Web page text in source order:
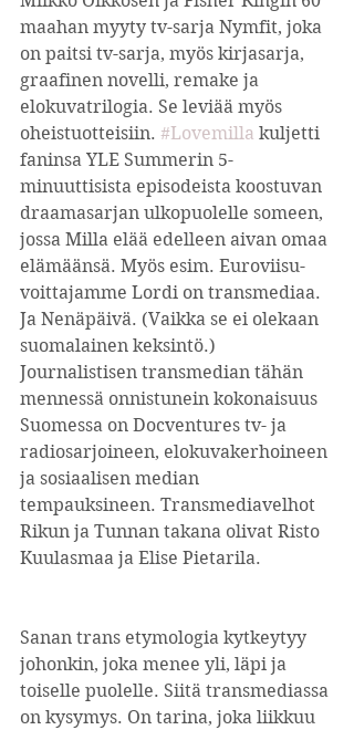
maahan myyty tv-sarja Nymfit, joka
on paitsi tv-sarja, myös kirjasarja,
graafinen novelli, remake ja
elokuvatrilogia. Se leviää myös
oheistuotteisiin. #Lovemilla kuljetti
faninsa YLE Summerin 5-
minuuttisista episodeista koostuvan
draamasarjan ulkopuolelle someen,
jossa Milla elää edelleen aivan omaa
elämäänsä. Myös esim. Euroviisu-
voittajamme Lordi on transmediaa.
Ja Nenäpäivä. (Vaikka se ei olekaan
suomalainen keksintö.)
Journalistisen transmedian tähän
mennessä onnistunein kokonaisuus
Suomessa on Docventures tv- ja
radiosarjoineen, elokuvakerhoineen
ja sosiaalisen median
tempauksineen. Transmediavelhot
Rikun ja Tunnan takana olivat Risto
Kuulasmaa ja Elise Pietarila.
Sanan trans etymologia kytkeytyy
johonkin, joka menee yli, läpi ja
toiselle puolelle. Siitä transmediassa
on kysymys. On tarina, joka liikkuu